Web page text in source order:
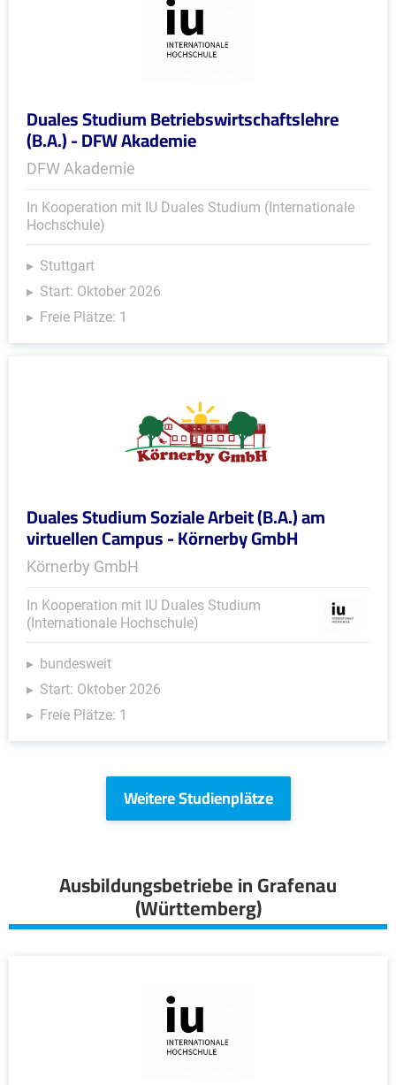
Duales Studium Betriebswirtschaftslehre
(B.A.) - DFW Akademie
DFW Akademie
In Kooperation mit IU Duales Studium (Internationale
Hochschule)
Stuttgart
Start: Oktober 2026
Freie Plätze: 1
Duales Studium Soziale Arbeit (B.A.) am
virtuellen Campus - Körnerby GmbH
Körnerby GmbH
In Kooperation mit IU Duales Studium
(Internationale Hochschule)
bundesweit
Start: Oktober 2026
Freie Plätze: 1
Weitere Studienplätze
Ausbildungsbetriebe in Grafenau
(Württemberg)